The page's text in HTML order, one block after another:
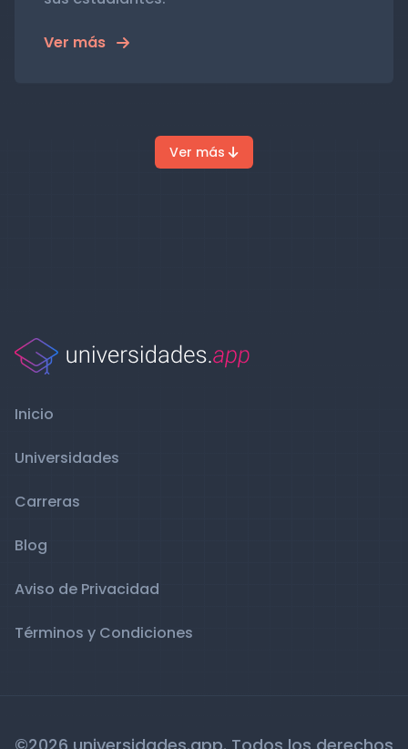
Ver más
Ver más
Inicio
Universidades
Carreras
Blog
Aviso de Privacidad
Términos y Condiciones